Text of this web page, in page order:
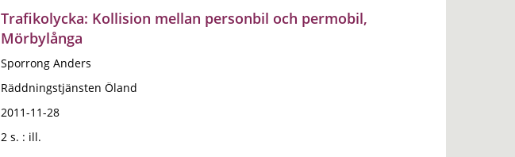
Trafikolycka: Kollision mellan personbil och permobil,
Mörbylånga
Sporrong Anders
Räddningstjänsten Öland
2011-11-28
2 s. : ill.